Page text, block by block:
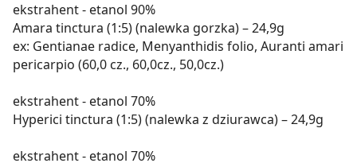
ekstrahent - etanol 90%
Amara tinctura (1:5) (nalewka gorzka) – 24,9g
ex: Gentianae radice, Menyanthidis folio, Auranti amari
pericarpio (60,0 cz., 60,0cz., 50,0cz.)
ekstrahent - etanol 70%
Hyperici tinctura (1:5) (nalewka z dziurawca) – 24,9g
ekstrahent - etanol 70%